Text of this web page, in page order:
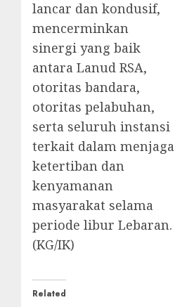
lancar dan kondusif,
mencerminkan
sinergi yang baik
antara Lanud RSA,
otoritas bandara,
otoritas pelabuhan,
serta seluruh instansi
terkait dalam menjaga
ketertiban dan
kenyamanan
masyarakat selama
periode libur Lebaran.
(KG/IK)
Related